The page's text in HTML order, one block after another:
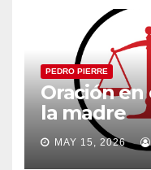
PEDRO PIERRE
Oración en
la madre
MAY 15, 2026